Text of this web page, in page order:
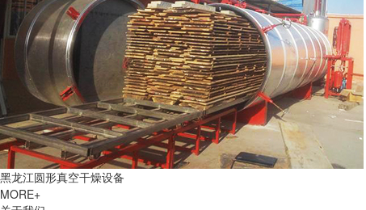
黑龙江圆形真空干燥设备
MORE+